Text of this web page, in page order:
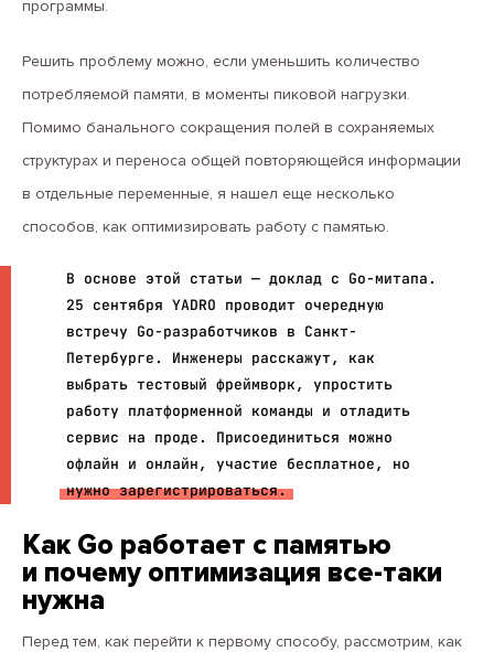
программы.
Решить проблему можно, если уменьшить количество
потребляемой памяти, в моменты пиковой нагрузки.
Помимо банального сокращения полей в сохраняемых
структурах и переноса общей повторяющейся информации
в отдельные переменные, я нашел еще несколько
способов, как оптимизировать работу с памятью.
В основе этой статьи — доклад с Go-митапа.
25 сентября YADRO проводит очередную
встречу Go-разработчиков в Санкт-
Петербурге. Инженеры расскажут, как
выбрать тестовый фреймворк, упростить
работу платформенной команды и отладить
сервис на проде. Присоединиться можно
офлайн и онлайн, участие бесплатное, но
нужно зарегистрироваться.
Как Go работает с памятью
и почему оптимизация все-таки
нужна
Перед тем, как перейти к первому способу, рассмотрим, как